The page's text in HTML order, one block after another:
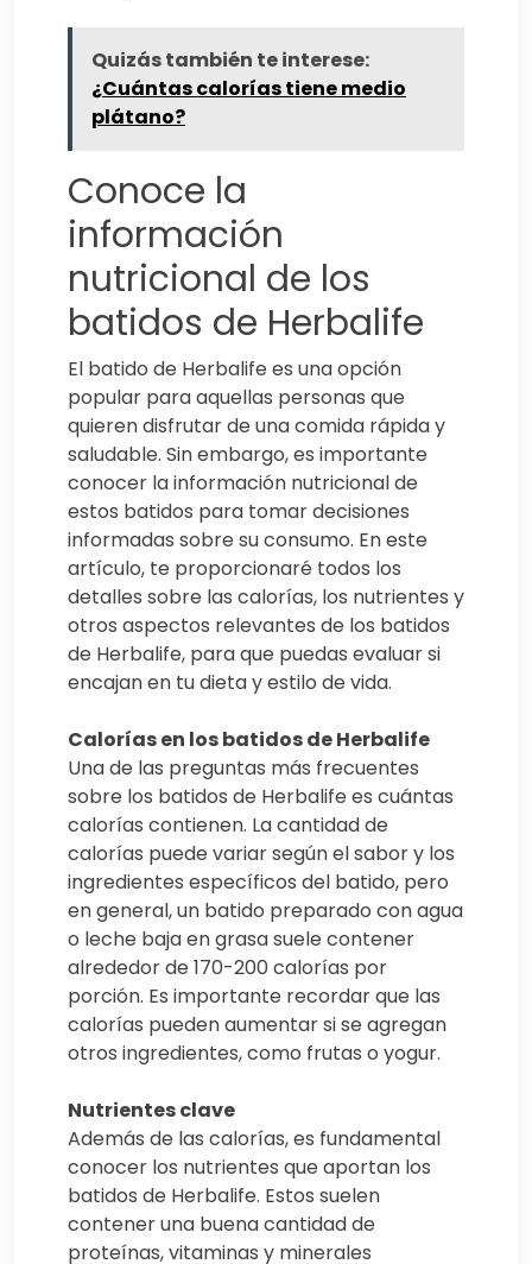
Quizás también te interese:
¿Cuántas calorías tiene medio
plátano?
Conoce la
información
nutricional de los
batidos de Herbalife
El batido de Herbalife es una opción
popular para aquellas personas que
quieren disfrutar de una comida rápida y
saludable. Sin embargo, es importante
conocer la información nutricional de
estos batidos para tomar decisiones
informadas sobre su consumo. En este
artículo, te proporcionaré todos los
detalles sobre las calorías, los nutrientes y
otros aspectos relevantes de los batidos
de Herbalife, para que puedas evaluar si
encajan en tu dieta y estilo de vida.
Calorías en los batidos de Herbalife
Una de las preguntas más frecuentes
sobre los batidos de Herbalife es cuántas
calorías contienen. La cantidad de
calorías puede variar según el sabor y los
ingredientes específicos del batido, pero
en general, un batido preparado con agua
o leche baja en grasa suele contener
alrededor de 170-200 calorías por
porción. Es importante recordar que las
calorías pueden aumentar si se agregan
otros ingredientes, como frutas o yogur.
Nutrientes clave
Además de las calorías, es fundamental
conocer los nutrientes que aportan los
batidos de Herbalife. Estos suelen
contener una buena cantidad de
proteínas, vitaminas y minerales